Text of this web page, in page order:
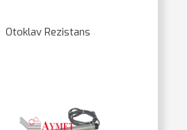
Otoklav Rezistans